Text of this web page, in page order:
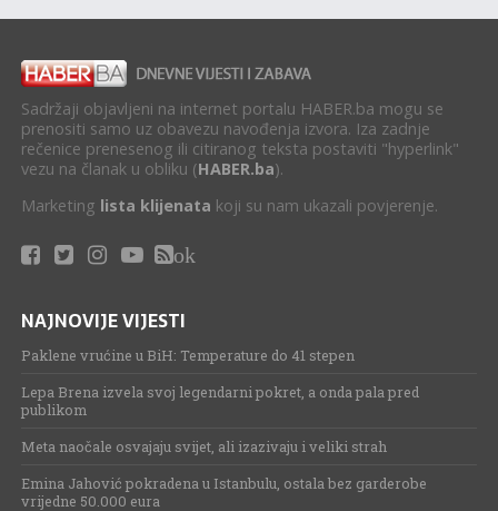
Sadržaji objavljeni na internet portalu HABER.ba mogu se
prenositi samo uz obavezu navođenja izvora. Iza zadnje
rečenice prenesenog ili citiranog teksta postaviti "hyperlink"
vezu na članak u obliku (HABER.ba).
Marketing lista klijenata koji su nam ukazali povjerenje.
ok
NAJNOVIJE VIJESTI
Paklene vrućine u BiH: Temperature do 41 stepen
Lepa Brena izvela svoj legendarni pokret, a onda pala pred
publikom
Meta naočale osvajaju svijet, ali izazivaju i veliki strah
Emina Jahović pokradena u Istanbulu, ostala bez garderobe
vrijedne 50.000 eura